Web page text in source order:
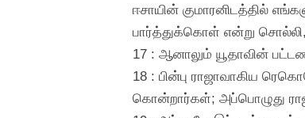
ஈசாயின் குமாரனிடத்தில்
பார்த்துக்கொள் என்று
17 : ஆனாலும் யூதாவின்
18 : பின்பு ராஜாவாகிய
கொன்றார்கள்; அப்பொழுது